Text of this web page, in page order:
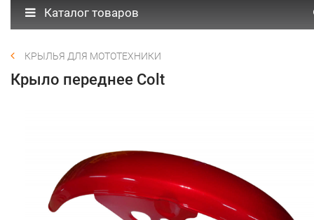
Каталог товаров
КРЫЛЬЯ ДЛЯ МОТОТЕХНИКИ
Крыло переднее Colt